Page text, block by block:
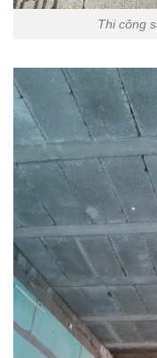
Thi công